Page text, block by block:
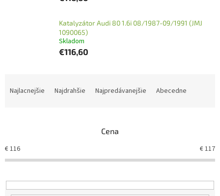
Katalyzátor Audi 80 1.6i 08/1987-09/1991 (JMJ
1090065)
Skladom
€116,60
e
p
r
d
Najlacnejšie Najdrahšie Najpredávanejšie Abecedne
Cena
€116 €117